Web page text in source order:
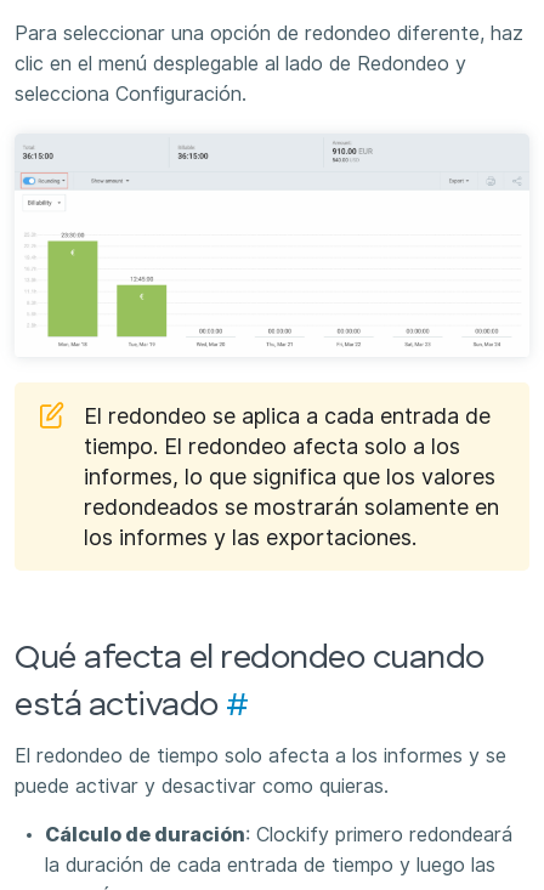
Para seleccionar una opción de redondeo diferente, haz
clic en el menú desplegable al lado de Redondeo y
selecciona Configuración.
El redondeo se aplica a cada entrada de
tiempo. El redondeo afecta solo a los
informes, lo que significa que los valores
redondeados se mostrarán solamente en
los informes y las exportaciones.
Qué afecta el redondeo cuando
está activado #
El redondeo de tiempo solo afecta a los informes y se
puede activar y desactivar como quieras.
Cálculo de duración: Clockify primero redondeará
la duración de cada entrada de tiempo y luego las